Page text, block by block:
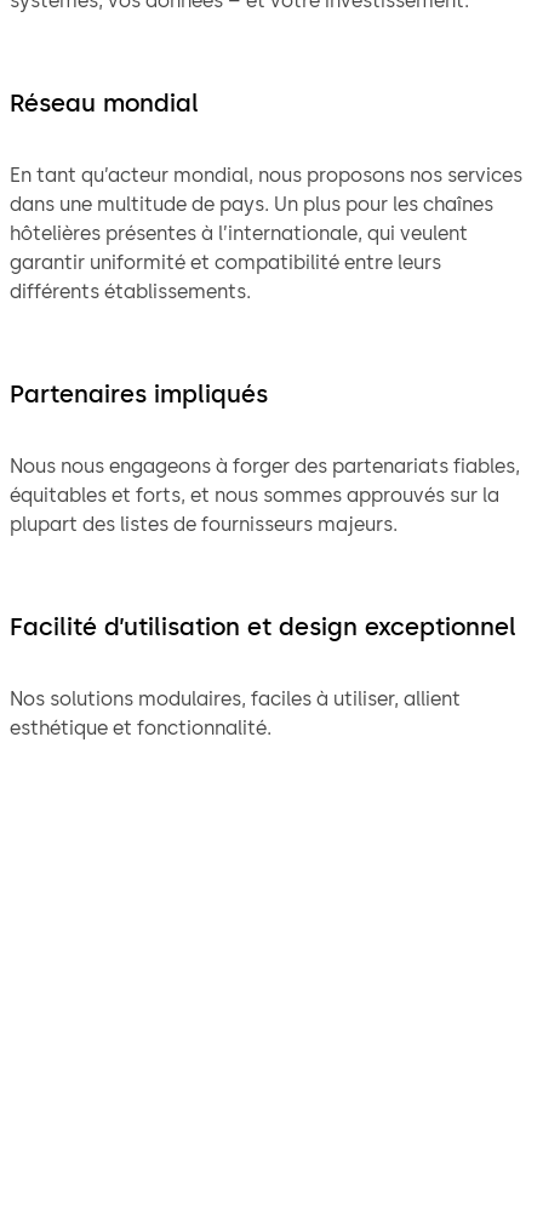
Réseau mondial
En tant qu’acteur mondial, nous proposons nos services
dans une multitude de pays. Un plus pour les chaînes
hôtelières présentes à l’internationale, qui veulent
garantir uniformité et compatibilité entre leurs
différents établissements.
Partenaires impliqués
Nous nous engageons à forger des partenariats fiables,
équitables et forts, et nous sommes approuvés sur la
plupart des listes de fournisseurs majeurs.
Facilité d’utilisation et design exceptionnel
Nos solutions modulaires, faciles à utiliser, allient
esthétique et fonctionnalité.